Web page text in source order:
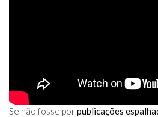
Se não fosse porpublicações